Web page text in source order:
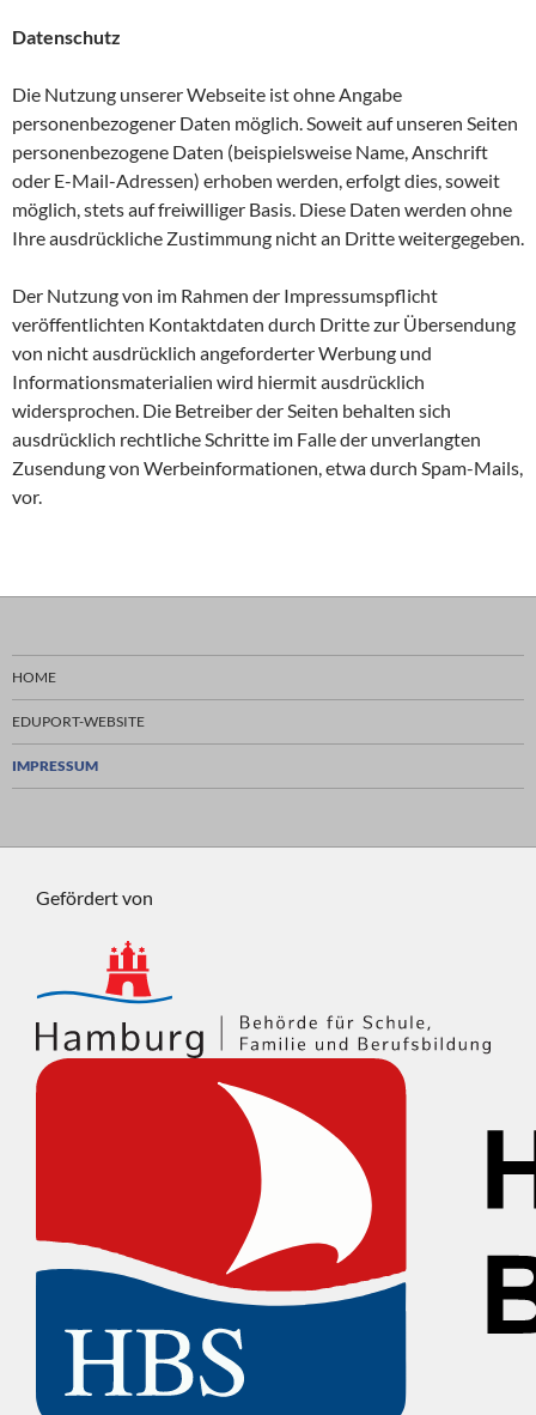
Datenschutz
Die Nutzung unserer Webseite ist ohne Angabe
personenbezogener Daten möglich. Soweit auf unseren Seiten
personenbezogene Daten (beispielsweise Name, Anschrift
oder E-Mail-Adressen) erhoben werden, erfolgt dies, soweit
möglich, stets auf freiwilliger Basis. Diese Daten werden ohne
Ihre ausdrückliche Zustimmung nicht an Dritte weitergegeben.
Der Nutzung von im Rahmen der Impressumspflicht
veröffentlichten Kontaktdaten durch Dritte zur Übersendung
von nicht ausdrücklich angeforderter Werbung und
Informationsmaterialien wird hiermit ausdrücklich
widersprochen. Die Betreiber der Seiten behalten sich
ausdrücklich rechtliche Schritte im Falle der unverlangten
Zusendung von Werbeinformationen, etwa durch Spam-Mails,
vor.
HOME
EDUPORT-WEBSITE
IMPRESSUM
Gefördert von